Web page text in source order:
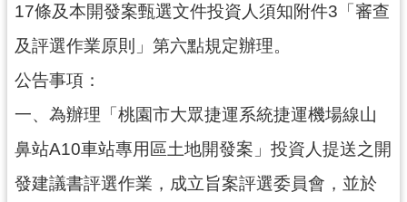
認
我
們
訊
公
17條及本開發案甄選文件投資人須知附件3「審查
及評選作業原則」第六點規定辦理。
公告事項：
一、為辦理「桃園市大眾捷運系統捷運機場線山
鼻站A10車站專用區土地開發案」投資人提送之開
發建議書評選作業，成立旨案評選委員會，並於